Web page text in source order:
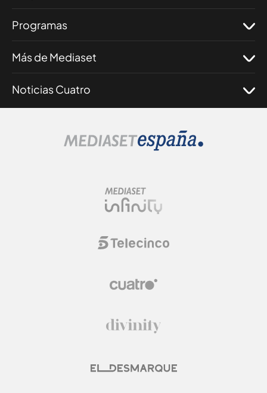
Programas
Más de Mediaset
Noticias Cuatro